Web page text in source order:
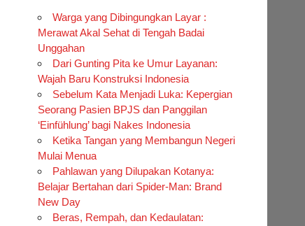
Warga yang Dibingungkan Layar :
Merawat Akal Sehat di Tengah Badai
Unggahan
Dari Gunting Pita ke Umur Layanan:
Wajah Baru Konstruksi Indonesia
Sebelum Kata Menjadi Luka: Kepergian
Seorang Pasien BPJS dan Panggilan
‘Einfühlung’ bagi Nakes Indonesia
Ketika Tangan yang Membangun Negeri
Mulai Menua
Pahlawan yang Dilupakan Kotanya:
Belajar Bertahan dari Spider-Man: Brand
New Day
Beras, Rempah, dan Kedaulatan: